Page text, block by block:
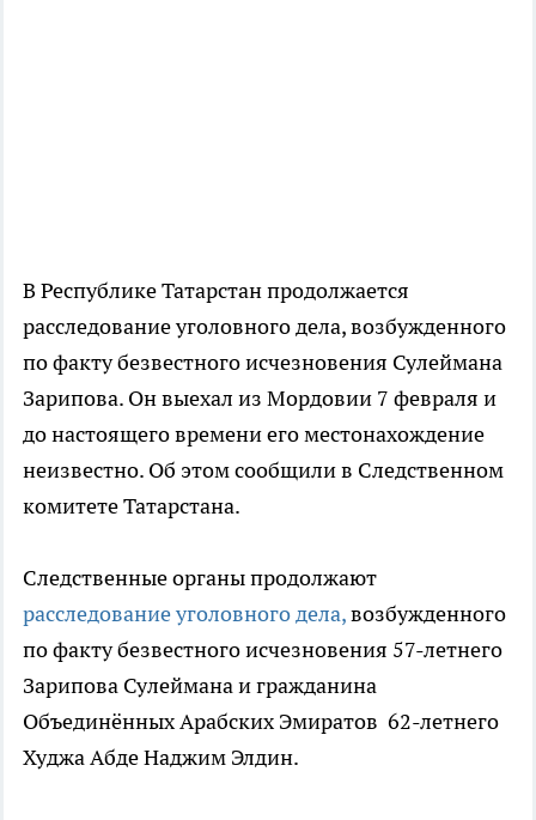
В Республике Татарстан продолжается
расследование уголовного дела, возбужденного
по факту безвестного исчезновения Сулеймана
Зарипова. Он выехал из Мордовии 7 февраля и
до настоящего времени его местонахождение
неизвестно. Об этом сообщили в Следственном
комитете Татарстана.
Следственные органы продолжают
расследование уголовного дела,возбужденного
по факту безвестного исчезновения 57-летнего
Зарипова Сулеймана и гражданина
Объединённых Арабских Эмиратов 62-летнего
Худжа Абде Наджим Элдин.